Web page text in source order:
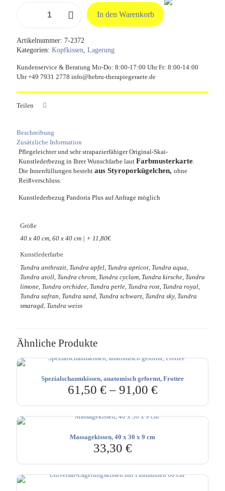
Menge
In den Warenkorb
Artikelnummer: 7-2372
Kategorien: Kopfkissen, Lagerung
Kundenservice & Beratung Mo-Do: 8:00-17:00 Uhr Fr: 8:00-14:00
Uhr +49 7931 2778 info@hebru-therapiegeraete.de
Teilen
Beschreibung
Zusätzliche Information
Pflegeleichter und sehr strapazierfähiger Original-Skai-
Kunstlederbezug in Ihrer Wunschfarbe laut Farbmusterkarte.
Die Innenfüllungen besteht aus Styroporkügelchen, ohne
Reißverschluss.
Kunstlederbezug Pandoria Plus auf Anfrage möglich
Größe
40 x 40 cm, 60 x 40 cm | + 11,80€
Kunstlederfarbe
Tundra anthrazit, Tundra apfel, Tundra apricot, Tundra aqua,
Tundra atoll, Tundra chrom, Tundra cyclam, Tundra kirsche, Tundra
limone, Tundra orchidee, Tundra perle, Tundra rost, Tundra royal,
Tundra safran, Tundra sand, Tundra schwarz, Tundra sky, Tundra
smaragd, Tundra weiss
Ähnliche Produkte
Spezialschaumkissen, anatomisch geformt, Frottee
61,50 €– 91,00 €
Massagekissen, 40 x 30 x 9 cm
33,30 €